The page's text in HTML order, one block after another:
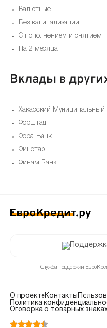
Валютные
Без капитализации
С пополнением и снятием
На 2 месяца
Вклады в
Хакасский Муниципальный
Форштадт
Фора-Банк
Финстар
Финам Банк
Служба поддержки
О проектеКонтакты
Политика
Оговорка о товарных знаках